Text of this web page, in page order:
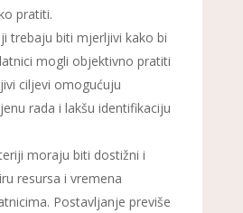
pratiti.
trebaju biti mjerljivi kako bi
mogli objektivno pratiti
ciljevi omogućuju
rada i lakšu identifikaciju
moraju biti dostižni i
resursa i vremena
Postavljanje previše